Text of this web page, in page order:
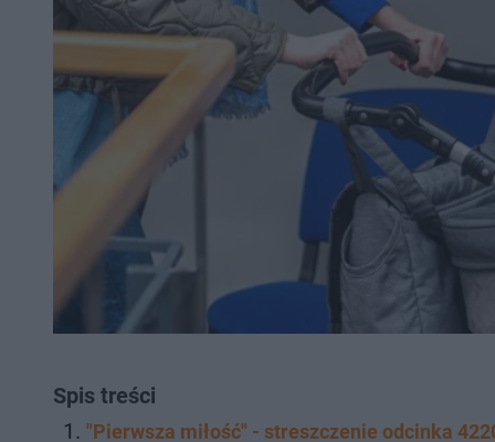
Spis treści
"Pierwsza miłość" - streszczenie odcinka